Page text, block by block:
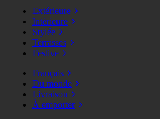
Extérieure
Intérieure
Stylée
Terrasses
Festive
Français
Du monde
Livraison
À emporter